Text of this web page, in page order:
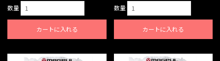
数量
カートに入れる
数量
カートに入れる